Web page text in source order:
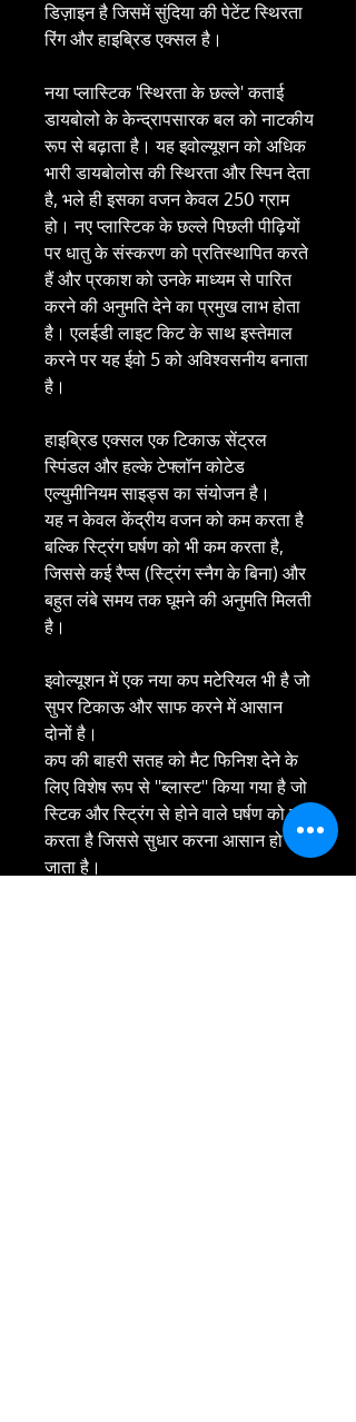
डिज़ाइन है जिसमें सुंदिया की पेटेंट स्थिरता
रिंग और हाइब्रिड एक्सल है।
नया प्लास्टिक 'स्थिरता के छल्ले' कताई
डायबोलो के केन्द्रापसारक बल को नाटकीय
रूप से बढ़ाता है। यह इवोल्यूशन को अधिक
भारी डायबोलोस की स्थिरता और स्पिन देता
है, भले ही इसका वजन केवल 250 ग्राम
हो। नए प्लास्टिक के छल्ले पिछली पीढ़ियों
पर धातु के संस्करण को प्रतिस्थापित करते
हैं और प्रकाश को उनके माध्यम से पारित
करने की अनुमति देने का प्रमुख लाभ होता
है। एलईडी लाइट किट के साथ इस्तेमाल
करने पर यह ईवो 5 को अविश्वसनीय बनाता
है।
हाइब्रिड एक्सल एक टिकाऊ सेंट्रल
स्पिंडल और हल्के टेफ्लॉन कोटेड
एल्युमीनियम साइड्स का संयोजन है।
यह न केवल केंद्रीय वजन को कम करता है
बल्कि स्ट्रिंग घर्षण को भी कम करता है,
जिससे कई रैप्स (स्ट्रिंग स्नैग के बिना) और
बहुत लंबे समय तक घूमने की अनुमति मिलती
है।
इवोल्यूशन में एक नया कप मटेरियल भी है जो
सुपर टिकाऊ और साफ करने में आसान
दोनों है।
कप की बाहरी सतह को मैट फिनिश देने के
लिए विशेष रूप से ''ब्लास्ट'' किया गया है जो
स्टिक और स्ट्रिंग से होने वाले घर्षण को कम
करता है जिससे सुधार करना आसान हो
जाता है।